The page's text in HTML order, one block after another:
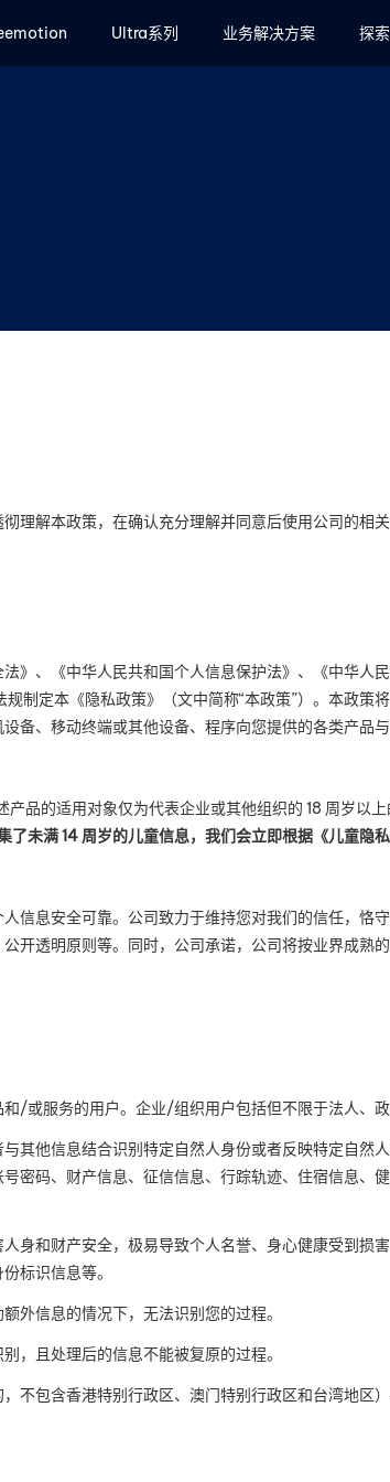
Ultra系列 业务解决方案 探
理解本政策，在确认充分理解并同意后使用公司的相
》、《中华人民共和国个人信息保护法》、《中华人
规制定本《隐私政策》（文中简称“本政策”）。本政策
备、移动终端或其他设备、程序向您提供的各类产品与
产品的适用对象仅为代表企业或其他组织的 18 周岁以上
了未满14 周岁的儿童信息，我们会立即根据《儿童隐
信息安全可靠。公司致力于维持您对我们的信任，恪
开透明原则等。同时，公司承诺，公司将按业界成熟
和/或服务的用户。企业/组织用户包括但不限于法人、
其他信息结合识别特定自然人身份或者反映特定自然
密码、财产信息、征信信息、行踪轨迹、住宿信息、
身和财产安全，极易导致个人名誉、身心健康受到损
标识信息等。
外信息的情况下，无法识别您的过程。
，且处理后的信息不能被复原的过程。
不包含香港特别行政区、澳门特别行政区和台湾地区）